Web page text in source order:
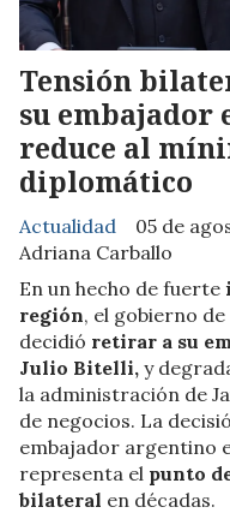
Tensión
su embajador
reduce al
diplomático
Adriana Carballo
Actualidad 05 de
En un hecho de fuerte
región, el gobierno de
decidió retirar a su
Julio Bitelli, y
la administración de
de negocios. La
embajador argentino
representa el punto
bilateral en décadas.